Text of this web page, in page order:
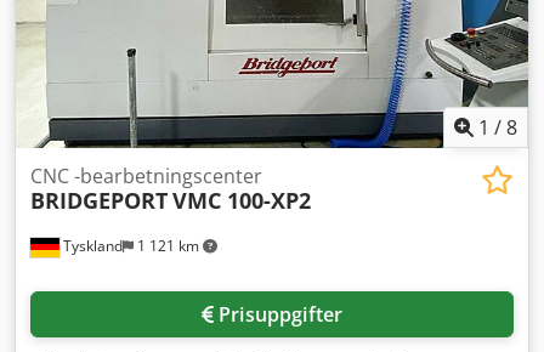
Inklusive 5 stycken verktygshållare: 1 st Weldonhållare Ø16
1 st spännhylschuck OZ DIN 6388, Ø 2–16 1 st
spännhylschuck OZ DIN 6388, Ø 6–25 1 st fräshuvudhållare
1 st kort borrchuck Ø 1–13 mm
000 rpm, kona SK40, bordstorlek 490x1000 mm, max
bordbelastning 750 kg, verktygsmagasin med 30 platser,
mått 4050x2250x2750 mm, ca 4200 kg, tillbehör: Renishaw
OMP 60 mätprob, invändig kylning IKZ 20 bar,
verktygshållare, manualer. Dedpfx Aezblfgspbewa
1 /8
Tyskland 1 121 km
CNC -bearbetningscenter
BRIDGEPORTVMC 100-XP2
Prisuppgifter